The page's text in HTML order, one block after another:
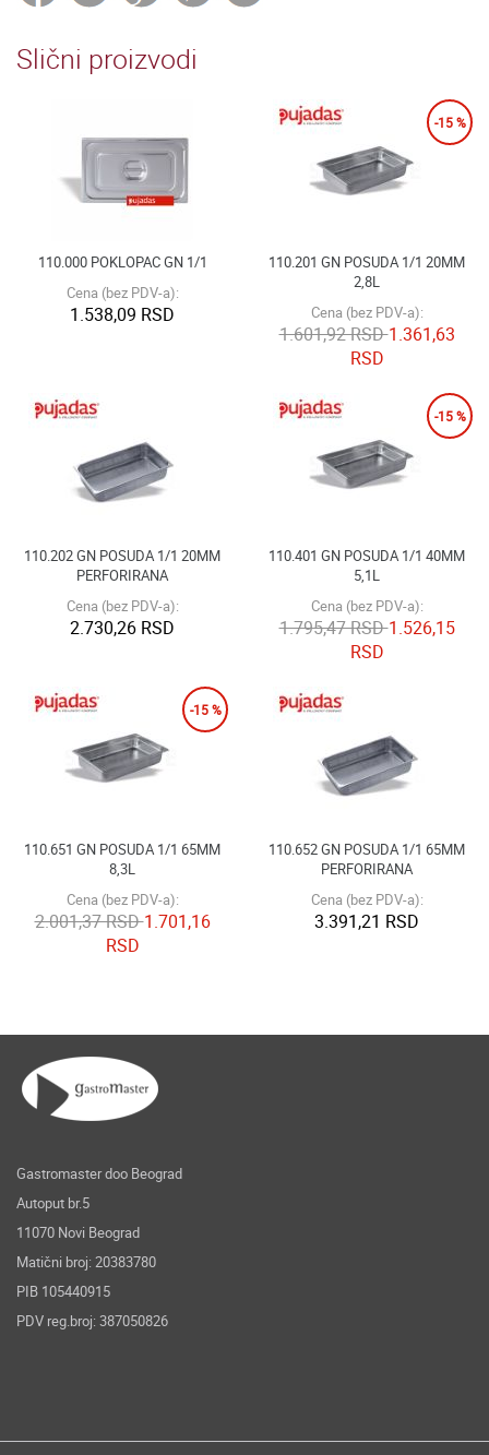
Slični proizvodi
110.000 POKLOPAC GN 1/1
Cena (bez PDV-a):
1.538,09 RSD
-15 %
110.201 GN POSUDA 1/1 20MM
2,8L
Cena (bez PDV-a):
1.601,92 RSD1.361,63
RSD
110.202 GN POSUDA 1/1 20MM
PERFORIRANA
Cena (bez PDV-a):
2.730,26 RSD
-15 %
110.401 GN POSUDA 1/1 40MM
5,1L
Cena (bez PDV-a):
1.795,47 RSD1.526,15
RSD
-15 %
110.651 GN POSUDA 1/1 65MM
8,3L
Cena (bez PDV-a):
2.001,37 RSD1.701,16
RSD
110.652 GN POSUDA 1/1 65MM
PERFORIRANA
Cena (bez PDV-a):
3.391,21 RSD
Gastromaster doo Beograd
Autoput br.5
11070 Novi Beograd
Matični broj: 20383780
PIB 105440915
PDV reg.broj: 387050826